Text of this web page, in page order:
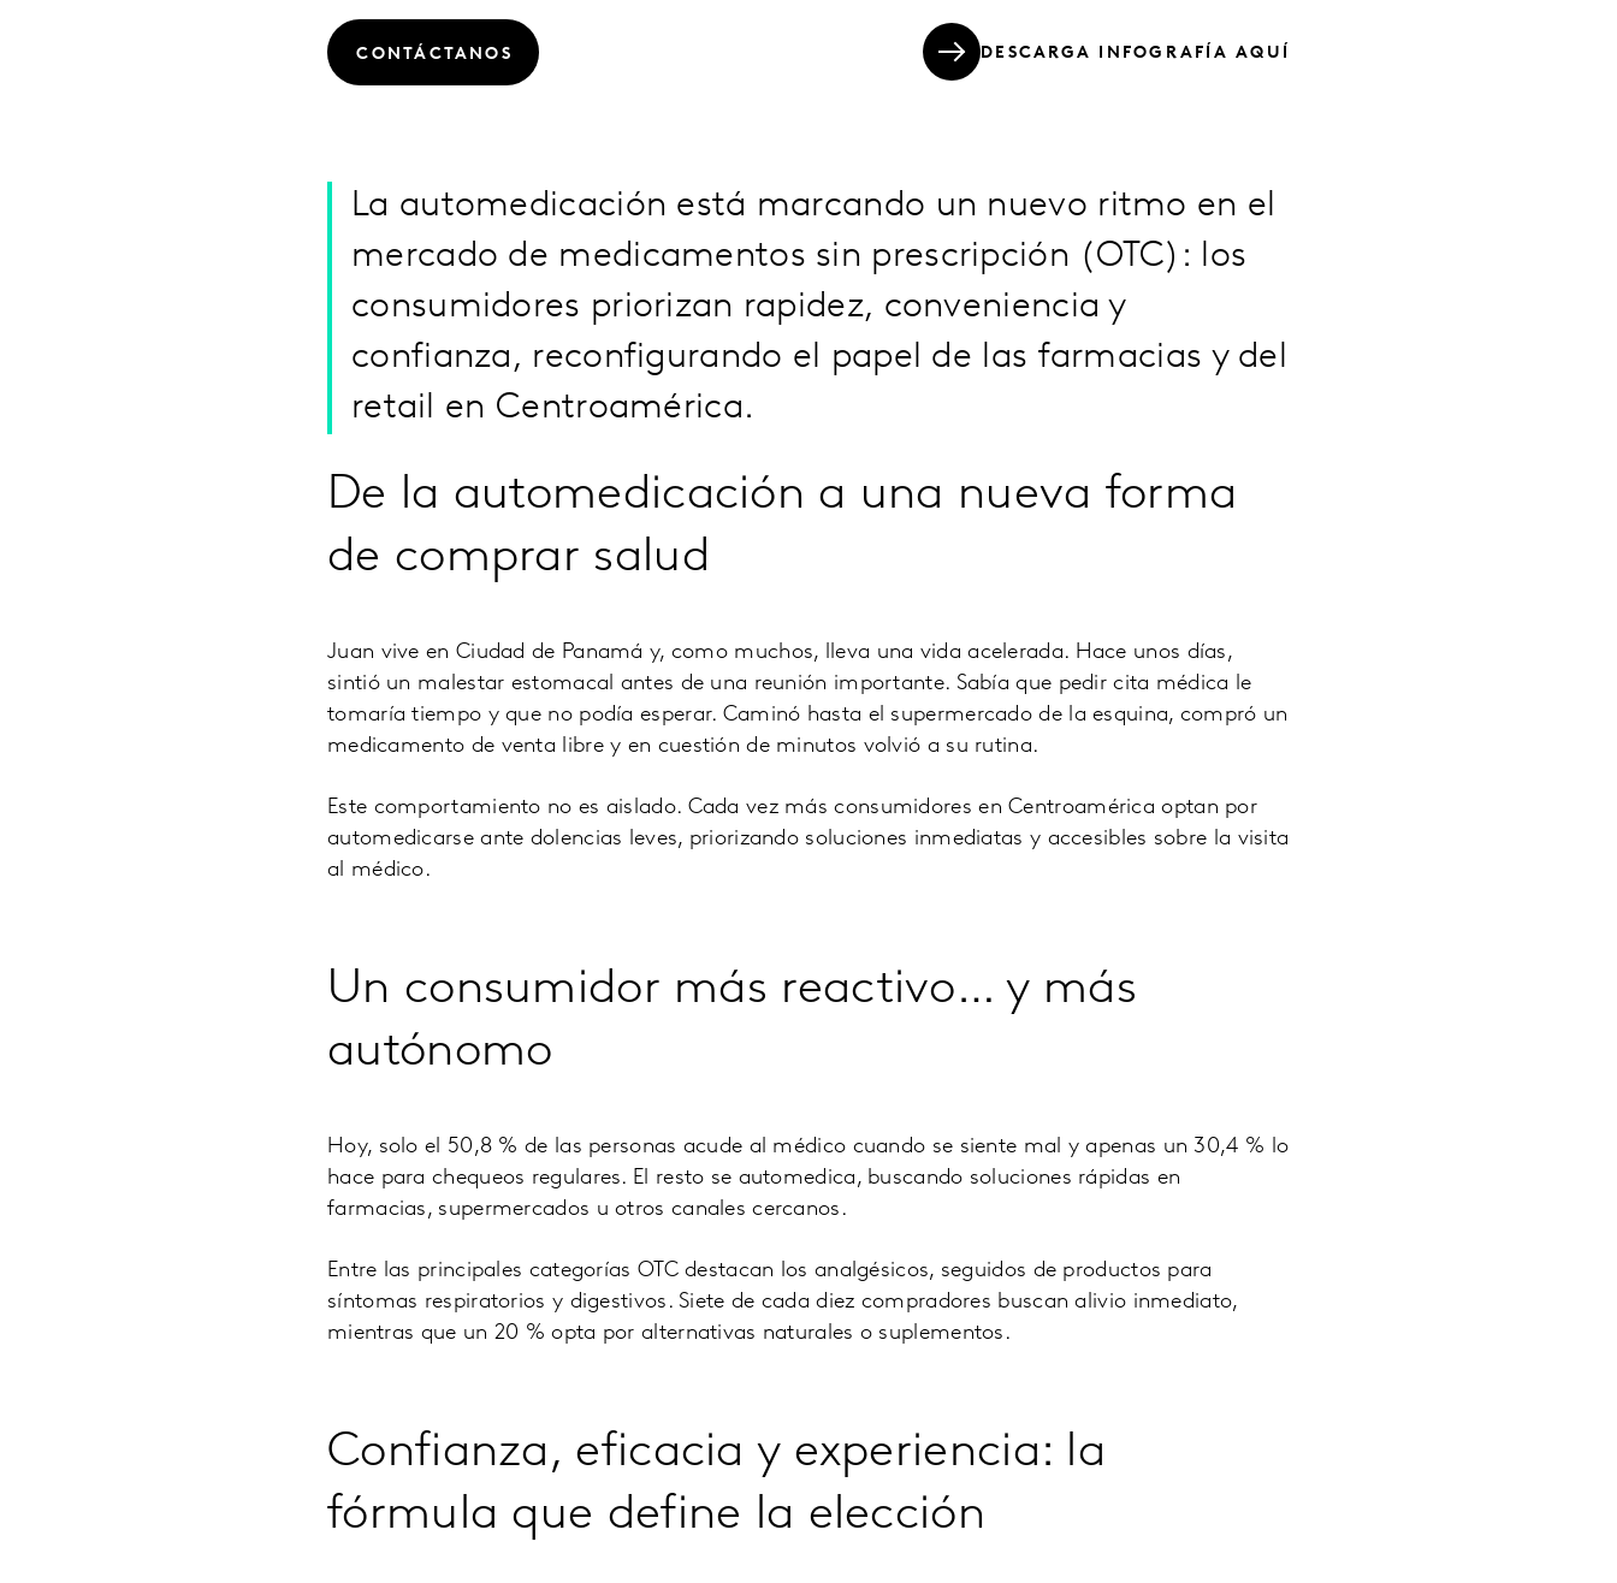
CONTÁCTANOS DESCARGA INFOGRAFÍA AQUÍ
La automedicación está marcando un nuevo ritmo en el
mercado de medicamentos sin prescripción (OTC): los
consumidores priorizan rapidez, conveniencia y
confianza, reconfigurando el papel de las farmacias y del
retail en Centroamérica.
De la automedicación a una nueva forma
de comprar salud
Juan vive en Ciudad de Panamá y, como muchos, lleva una vida acelerada. Hace unos días,
sintió un malestar estomacal antes de una reunión importante. Sabía que pedir cita médica le
tomaría tiempo y que no podía esperar. Caminó hasta el supermercado de la esquina, compró un
medicamento de venta libre y en cuestión de minutos volvió a su rutina.
Este comportamiento no es aislado. Cada vez más consumidores en Centroamérica optan por
automedicarse ante dolencias leves, priorizando soluciones inmediatas y accesibles sobre la visita
al médico.
Un consumidor más reactivo… y más
autónomo
Hoy, solo el 50,8 % de las personas acude al médico cuando se siente mal y apenas un 30,4 % lo
hace para chequeos regulares. El resto se automedica, buscando soluciones rápidas en
farmacias, supermercados u otros canales cercanos.
Entre las principales categorías OTC destacan los analgésicos, seguidos de productos para
síntomas respiratorios y digestivos. Siete de cada diez compradores buscan alivio inmediato,
mientras que un 20 % opta por alternativas naturales o suplementos.
Confianza, eficacia y experiencia: la
fórmula que define la elección